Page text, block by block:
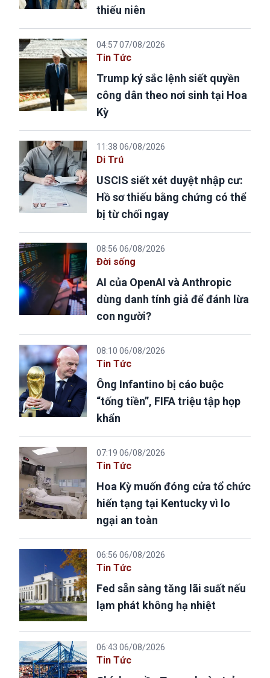
thiếu niên
04:57 07/08/2026
Tin Tức
Trump ký sắc lệnh siết quyền
công dân theo nơi sinh tại Hoa
Kỳ
11:38 06/08/2026
Di Trú
USCIS siết xét duyệt nhập cư:
Hồ sơ thiếu bằng chứng có thể
bị từ chối ngay
08:56 06/08/2026
Đời sống
AI của OpenAI và Anthropic
dùng danh tính giả để đánh lừa
con người?
08:10 06/08/2026
Tin Tức
Ông Infantino bị cáo buộc
“tống tiền”, FIFA triệu tập họp
khẩn
07:19 06/08/2026
Tin Tức
Hoa Kỳ muốn đóng cửa tổ chức
hiến tạng tại Kentucky vì lo
ngại an toàn
06:56 06/08/2026
Tin Tức
Fed sẵn sàng tăng lãi suất nếu
lạm phát không hạ nhiệt
06:43 06/08/2026
Tin Tức